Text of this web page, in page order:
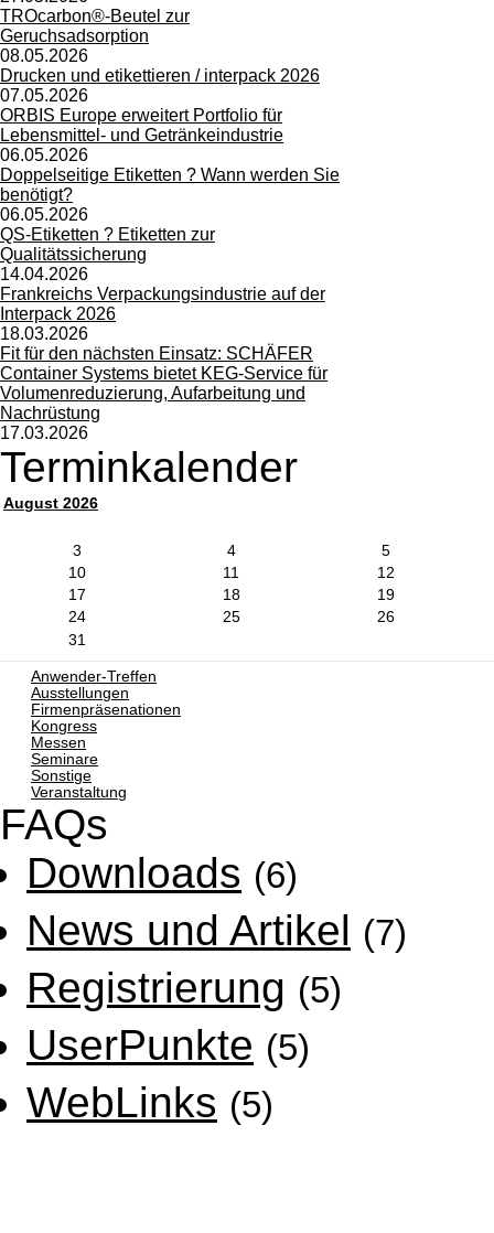
TROcarbon®-Beutel zur
Geruchsadsorption
08.05.2026
Drucken und etikettieren / interpack 2026
07.05.2026
ORBIS Europe erweitert Portfolio für
Lebensmittel- und Getränkeindustrie
06.05.2026
Doppelseitige Etiketten ? Wann werden Sie
benötigt?
06.05.2026
QS-Etiketten ? Etiketten zur
Qualitätssicherung
14.04.2026
Frankreichs Verpackungsindustrie auf der
Interpack 2026
18.03.2026
Fit für den nächsten Einsatz: SCHÄFER
Container Systems bietet KEG-Service für
Volumenreduzierung, Aufarbeitung und
Nachrüstung
17.03.2026
Terminkalender
August 2026
3 4
5
10
11
12
17
18
19
24
25
26
31
Anwender-Treffen
Ausstellungen
Firmenpräsenationen
Kongress
Messen
Seminare
Sonstige
Veranstaltung
FAQs
Downloads (6)
News und Artikel (7)
Registrierung (5)
UserPunkte (5)
WebLinks (5)